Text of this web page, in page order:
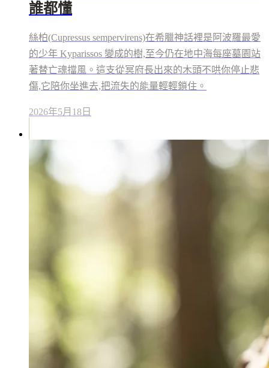
誰都懂
絲柏(Cupressus sempervirens)在希臘神話裡是阿波羅最愛
的少年 Kyparissos 變成的樹,至今仍在地中海每座墓園站
著替亡魂擋風。這支從冥府長出來的木頭不哄你停止悲
傷,它陪你坐進去,把流失的能量輕輕鎖住。
2026年5月18日